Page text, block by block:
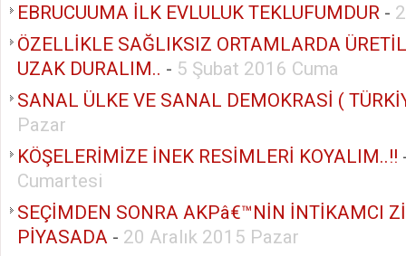
EBRUCUUMA İLK EVLULUK TEKLUFUMDUR -
ÖZELLİKLE SAĞLIKSIZ ORTAMLARDA
UZAK DURALIM.. - 5 Şubat 2016 Cuma
SANAL ÜLKE VE SANAL DEMOKRASİ (
Pazar
KÖŞELERİMİZE İNEK RESİMLERİ KOYALIM..!!
Cumartesi
SEÇİMDEN SONRA AKPâ€™NİN İNTİKAMCI
PİYASADA - 20 Aralık 2015 Pazar